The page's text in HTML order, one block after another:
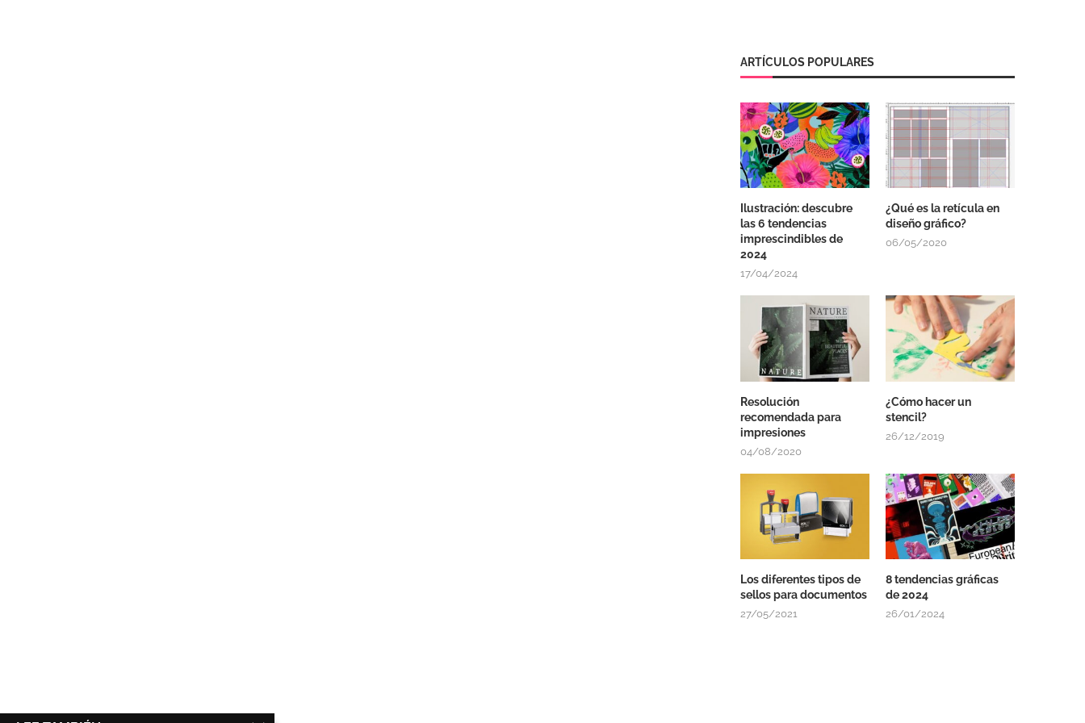
ARTÍCULOS POPULARES
Ilustración: descubre
las 6 tendencias
imprescindibles de
2024
17/04/2024
¿Qué es la retícula en
diseño gráfico?
06/05/2020
Resolución
recomendada para
impresiones
04/08/2020
¿Cómo hacer un
stencil?
26/12/2019
Los diferentes tipos de
sellos para documentos
27/05/2021
8 tendencias gráficas
de 2024
26/01/2024